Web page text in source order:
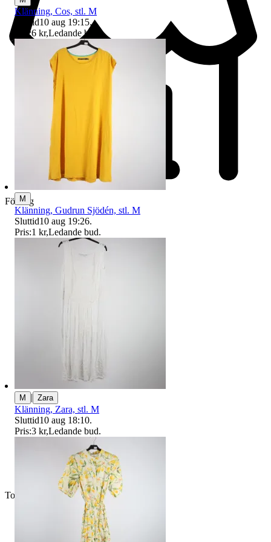
Företag
Toppsäljare
Klänning, Cos, stl. M
Sluttid10 aug 19:15.
Pris:6 kr,Ledande bud
M
Klänning, Gudrun Sjödén, stl. M
Sluttid10 aug 19:26.
Pris:1 kr,Ledande bud.
M | Zara
Klänning, Zara, stl. M
Sluttid10 aug 18:10.
Pris:3 kr,Ledande bud.